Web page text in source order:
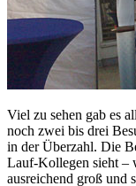
Viel zu sehen gab es
noch zwei bis drei
in der Überzahl. Die
Lauf-Kollegen sieht –
ausreichend groß und